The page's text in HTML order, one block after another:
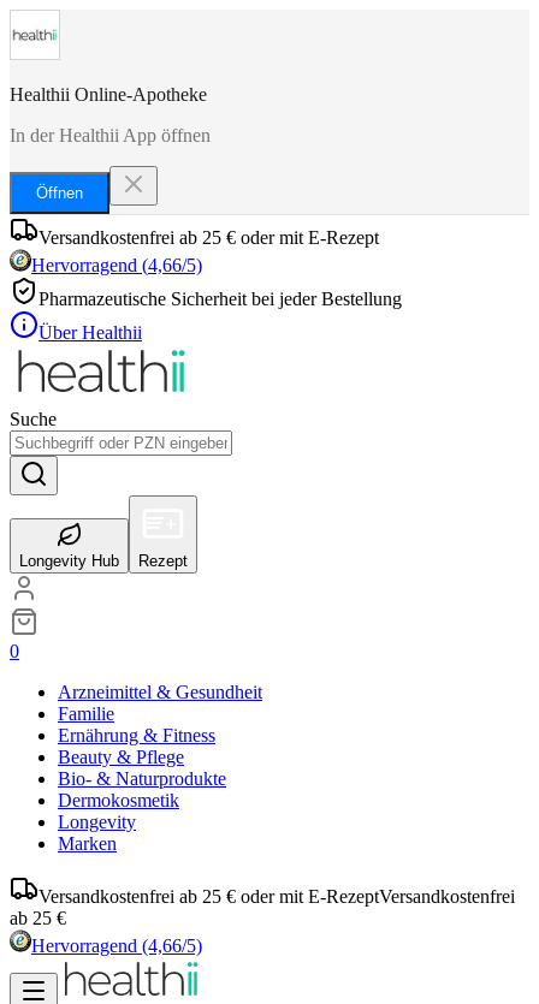
Healthii Online-Apotheke
In der Healthii App öffnen
Öffnen
Versandkostenfrei ab 25 € oder mit E-Rezept
Hervorragend (4,66/5)
Pharmazeutische Sicherheit bei jeder Bestellung
Über Healthii
Suche
Longevity Hub Rezept
0
Arzneimittel & Gesundheit
Familie
Ernährung & Fitness
Beauty & Pflege
Bio- & Naturprodukte
Dermokosmetik
Longevity
Marken
Versandkostenfrei ab 25 € oder mit E-RezeptVersandkostenfrei
ab 25 €
Hervorragend (4,66/5)